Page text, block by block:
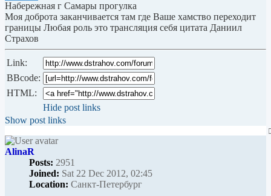
Набережная г Самары прогулка
Моя доброта заканчивается там где Ваше хамство переходит
границы Любая роль это трансляция себя цитата Даниил
Страхов
Link:
BBcode:
HTML:
Hide post links
Show post links
AlinaR
Posts: 2951
Joined: Sat 22 Dec 2012, 02:45
Location: Санкт-Петербург